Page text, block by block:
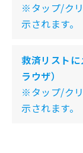
※タップ/ク
示されます。
救済リスト
ラウザ）
※タップ/ク
示されます。